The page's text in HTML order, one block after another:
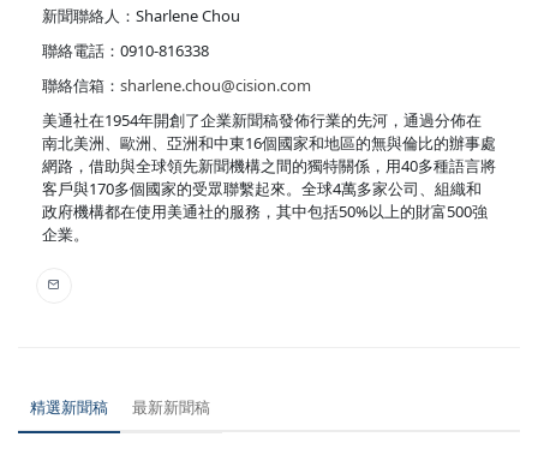
新聞聯絡人：Sharlene Chou
聯絡電話：0910-816338
聯絡信箱： sharlene.chou@cision.com
美通社在1954年開創了企業新聞稿發佈行業的先河，通過分佈在
南北美洲、歐洲、亞洲和中東16個國家和地區的無與倫比的辦事處
網路，借助與全球領先新聞機構之間的獨特關係，用40多種語言將
客戶與170多個國家的受眾聯繫起來。全球4萬多家公司、組織和
政府機構都在使用美通社的服務，其中包括50%以上的財富500強
企業。
精選新聞稿 最新新聞稿